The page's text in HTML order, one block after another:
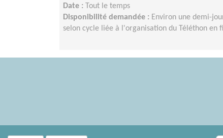
Date :
Tout le temps
Disponibilité demandée : Environ une demi-
selon cycle liée à l'organisation du Téléthon en